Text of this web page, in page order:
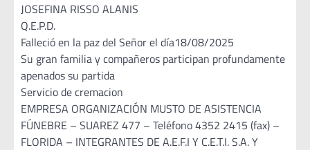
JOSEFINA RISSO ALANIS
Q.E.P.D.
Falleció en la paz del Señor el día18/08/2025
Su gran familia y compañeros participan profundamente
apenados su partida
Servicio de cremacion
EMPRESA ORGANIZACIÓN MUSTO DE ASISTENCIA
FÚNEBRE – SUAREZ 477 – Teléfono 4352 2415 (fax) –
FLORIDA – INTEGRANTES DE A.E.F.I Y C.E.T.I. S.A. Y